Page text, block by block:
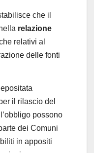
che il
relazione
relativi al
delle fonti
il rilascio del
possono
dei Comuni
in appositi